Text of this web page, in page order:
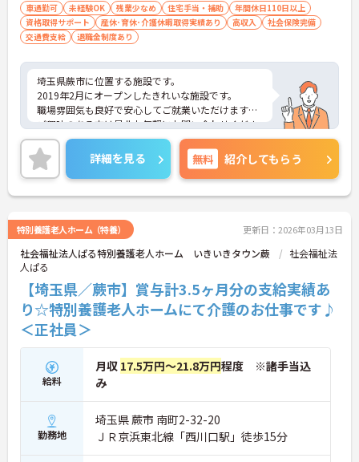
車通勤可 未経験OK 残業少なめ 住宅手当・補助
年間休日110日以上
資格取得サポート
産休･育休･介護休暇取得実績あり 高収入
社会保険完備
交通費支給
退職金制度あり
埼玉県蕨市に位置する施設です。
2019年2月にオープンしたきれいな施設です。
職場雰囲気も良好で安心してご就業いただけます。
ご興味のある方は是非お気軽にお問い合わせくださ
い。
詳細を見る 無料 紹介してもらう
特別養護老人ホーム（特養） 更新日：2026年03月13日
社会福祉法人ぱる特別養護老人ホーム いきいきタウン蕨
社会福祉法
人ぱる
【埼玉県／蕨市】賞与計3.5ヶ月分の支給実績あ
り☆特別養護老人ホームにて介護のお仕事です♪
＜正社員＞
給料
月収 17.5万円～21.8万円程度 ※諸手当込
み
勤務地
埼玉県 蕨市 南町2-32-20
ＪＲ京浜東北線「西川口駅」徒歩15分